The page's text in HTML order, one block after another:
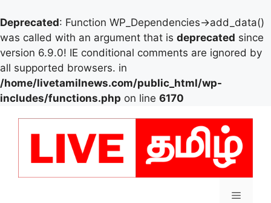
Deprecated: Function WP_Dependencies->add_data()
was called with an argument that is deprecated since
version 6.9.0! IE conditional comments are ignored by
all supported browsers. in
/home/livetamilnews.com/public_html/wp-
includes/functions.php on line 6170
Menu